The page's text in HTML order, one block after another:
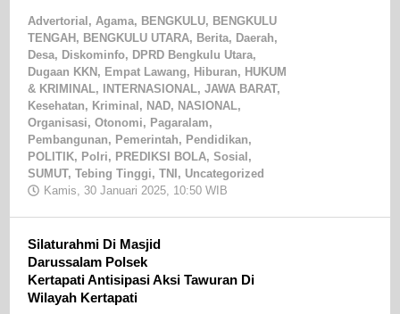
Advertorial , Agama, BENGKULU, BENGKULU
TENGAH , BENGKULU UTARA, Berita, Daerah,
Desa, Diskominfo, DPRD Bengkulu Utara,
Dugaan KKN , Empat Lawang, Hiburan, HUKUM
& KRIMINAL, INTERNASIONAL, JAWA BARAT,
Kesehatan, Kriminal , NAD, NASIONAL,
Organisasi, Otonomi, Pagaralam,
Pembangunan, Pemerintah, Pendidikan,
POLITIK, Polri, PREDIKSI BOLA, Sosial ,
SUMUT, Tebing Tinggi, TNI , Uncategorized
Kamis, 30 Januari 2025, 10:50 WIB
Silaturahmi Di Masjid
Darussalam Polsek
Kertapati Antisipasi Aksi Tawuran Di
Wilayah Kertapati